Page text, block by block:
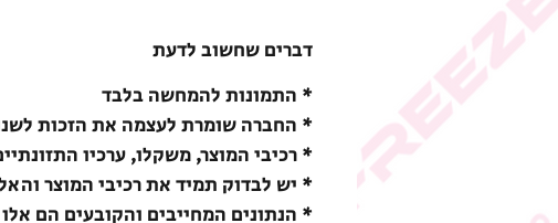
דברים שחשוב לדעת
* התמונות להמחשה בלבד
* החברה שומרת לעצמה את הזכות
* רכיבי המוצר, משקלו, ערכיו
* יש לבדוק תמיד את רכיבי המוצר
* הנתונים המחייבים והקובעים הם